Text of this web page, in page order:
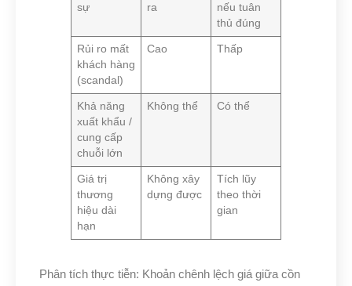
sự
ra
nếu tuân
thủ đúng
Rủi ro mất
khách hàng
(scandal)
Cao Thấp
Khả năng
xuất khẩu /
cung cấp
chuỗi lớn
Không thể Có thể
Giá trị
thương
hiệu dài
hạn
Không xây
dựng được
Tích lũy
theo thời
gian
Phân tích thực tiễn: Khoản chênh lệch giá giữa cồn